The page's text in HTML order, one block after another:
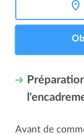
Avant de